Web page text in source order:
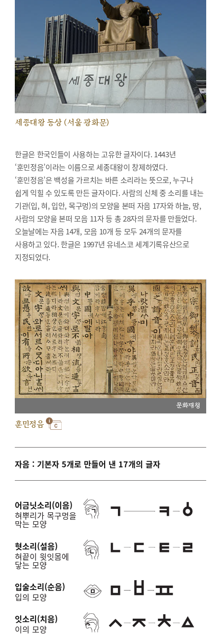
세종대왕 동상 (서울 광화문)
한글은 한국인들이 사용하는 고유한 글자이다. 1443년
‘훈민정음’이라는 이름으로 세종대왕이 창제하였다.
‘훈민정음’은 백성을 가르치는 바른 소리라는 뜻으로, 누구나
쉽게 익힐 수 있도록 만든 글자이다. 사람의 신체 중 소리를 내는
기관(입, 혀, 입안, 목구멍)의 모양을 본떠 자음 17자와 하늘, 땅,
사람의 모양을 본떠 모음 11자 등 총 28자의 문자를 만들었다.
오늘날에는 자음 14개, 모음 10개 등 모두 24개의 문자를
사용하고 있다. 한글은 1997년 유네스코 세계기록유산으로
지정되었다.
문화재청
훈민정음
자음 : 기본자 5개로 만들어 낸 17개의 글자
어금닛소리(이음)
혀뿌리가 목구멍을
막는 모양
혓소리(설음)
혀끝이 윗잇몸에
닿는 모양
입술소리(순음)
입의 모양
잇소리(치음)
이의 모양